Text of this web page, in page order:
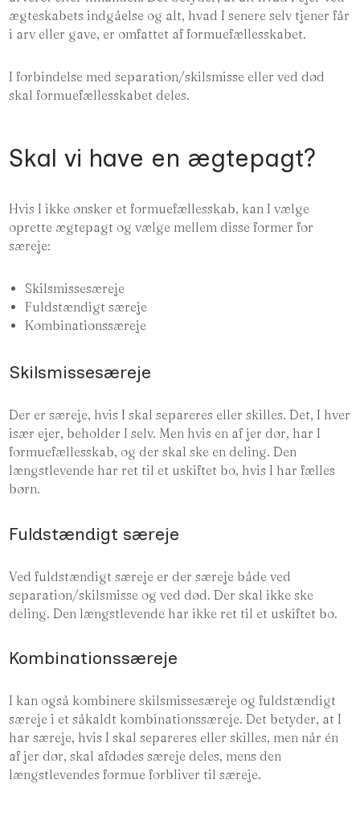
ægteskabets indgåelse og alt, hvad I senere selv tjener får
i arv eller gave, er omfattet af formuefællesskabet.
I forbindelse med separation/skilsmisse eller ved død
skal formuefællesskabet deles.
Skal vi have en ægtepagt?
Hvis I ikke ønsker et formuefællesskab, kan I vælge
oprette ægtepagt og vælge mellem disse former for
særeje:
Skilsmissesæreje
Fuldstændigt særeje
Kombinationssæreje
Skilsmissesæreje
Der er særeje, hvis I skal separeres eller skilles. Det, I hver
især ejer, beholder I selv. Men hvis en af jer dør, har I
formuefællesskab, og der skal ske en deling. Den
længstlevende har ret til et uskiftet bo, hvis I har fælles
børn.
Fuldstændigt særeje
Ved fuldstændigt særeje er der særeje både ved
separation/skilsmisse og ved død. Der skal ikke ske
deling. Den længstlevende har ikke ret til et uskiftet bo.
Kombinationssæreje
I kan også kombinere skilsmissesæreje og fuldstændigt
særeje i et såkaldt kombinationssæreje. Det betyder, at I
har særeje, hvis I skal separeres eller skilles, men når én
af jer dør, skal afdødes særeje deles, mens den
længstlevendes formue forbliver til særeje.